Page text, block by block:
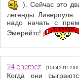
). Сейчас это
легенды
надо начать с
Эмерейтс!
24 chemez (15.04.2011
Когда они